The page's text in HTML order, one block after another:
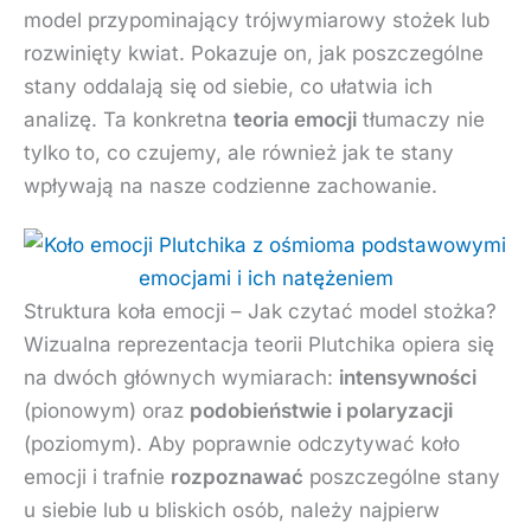
model przypominający trójwymiarowy stożek lub
rozwinięty kwiat. Pokazuje on, jak poszczególne
stany oddalają się od siebie, co ułatwia ich
analizę. Ta konkretna teoria emocji tłumaczy nie
tylko to, co czujemy, ale również jak te stany
wpływają na nasze codzienne zachowanie.
Struktura koła emocji – Jak czytać model stożka?
Wizualna reprezentacja teorii Plutchika opiera się
na dwóch głównych wymiarach: intensywności
(pionowym) oraz podobieństwie i polaryzacji
(poziomym). Aby poprawnie odczytywać koło
emocji i trafnie rozpoznawać poszczególne stany
u siebie lub u bliskich osób, należy najpierw